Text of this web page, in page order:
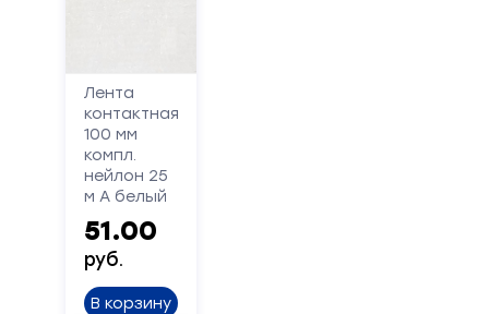
Лента
контактная
100 мм
компл.
нейлон 25
м А белый
51.00
руб.
В корзину